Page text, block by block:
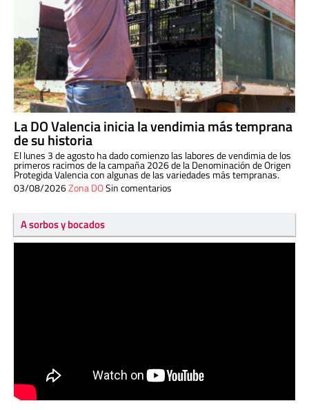
La DO Valencia inicia la vendimia más temprana
de su historia
El lunes 3 de agosto ha dado comienzo las labores de vendimia de los
primeros racimos de la campaña 2026 de la Denominación de Origen
Protegida Valencia con algunas de las variedades más tempranas.
03/08/2026Zona DOSin comentarios
A sorbos y bocados